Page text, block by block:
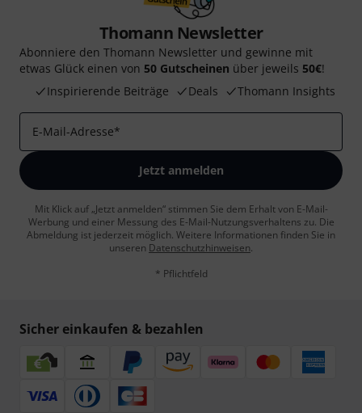
Thomann Newsletter
Abonniere den Thomann Newsletter und gewinne mit
etwas Glück einen von 50 Gutscheinen über jeweils 50€!
Inspirierende Beiträge
Deals Thomann Insights
E-Mail-Adresse*
Jetzt anmelden
Mit Klick auf „Jetzt anmelden“ stimmen Sie dem Erhalt von E-Mail-
Werbung und einer Messung des E-Mail-Nutzungsverhaltens zu. Die
Abmeldung ist jederzeit möglich. Weitere Informationen finden Sie in
unseren Datenschutzhinweisen.
* Pflichtfeld
Sicher einkaufen & bezahlen